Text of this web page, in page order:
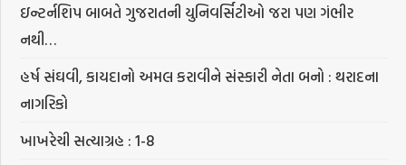
ઇન્ટર્નશિપ બાબતે ગુજરાતની યુનિવર્સિટીઓ જરા પણ ગંભીર
નથી…
હર્ષ સંઘવી, કાયદાનો અમલ કરાવીને સંસ્કારી નેતા બનો : થરાદના
નાગરિકો
ખાખરેચી સત્યાગ્રહ : 1-8